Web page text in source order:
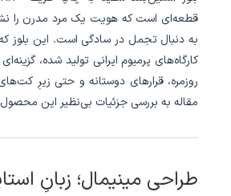
قطعه‌ای است که هویت یک مرد مدرن را
به دنبال تجمل در سادگی است. این بلوز
کارگاه‌های پرمیوم ایرانی تولید شده،
روزمره، قرارهای دوستانه و حتی زیرِ
مقاله به بررسی جزئیات بی‌نظیر این
طراحی مینیمال؛ زبانِ